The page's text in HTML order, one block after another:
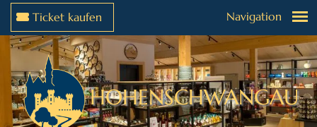
Weiter zur Navigation
Weiter zum Inhalt
Ticket kaufen Navigation
HOHENSCHWANGAU